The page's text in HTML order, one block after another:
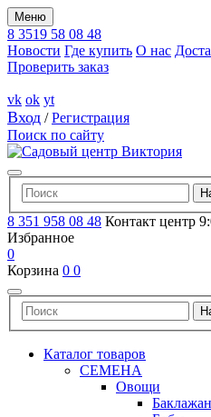
Меню
8 3519 58 08 48
Новости Где купить О нас
Проверить заказ
vk ok yt
Вход /Регистрация
Поиск по сайту
8 351 958 08 48 Контакт центр
Избранное
0
Корзина 0 0
Каталог товаров
СЕМЕНА
Овощи
Баклажан